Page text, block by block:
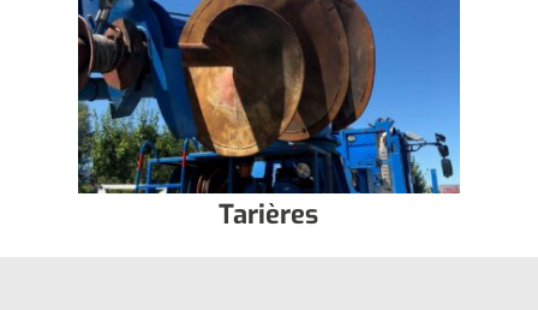
Tarières